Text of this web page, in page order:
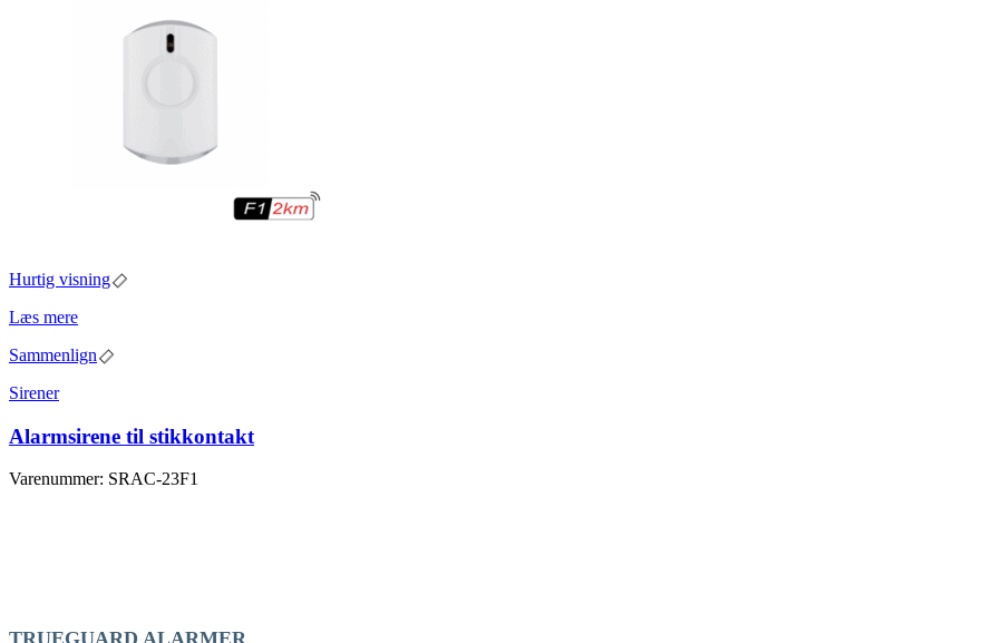
Hurtig visning
Læs mere
Sammenlign
Sirener
Alarmsirene til stikkontakt
Varenummer: SRAC-23F1